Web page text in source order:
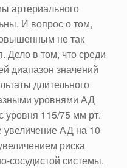
артериального
И вопрос о том,
не так
Дело в том, что среди
диапазон значений
длительного
уровнями АД
уровня 115/75 мм рт.
увеличение АД на 10
риска
сосудистой системы.